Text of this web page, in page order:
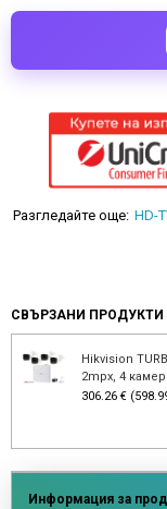
Разгледайте още: HD-
СВЪРЗАНИ ПРОДУКТИ
Hikvision
2mpx, 4
306.26 €
Информация за